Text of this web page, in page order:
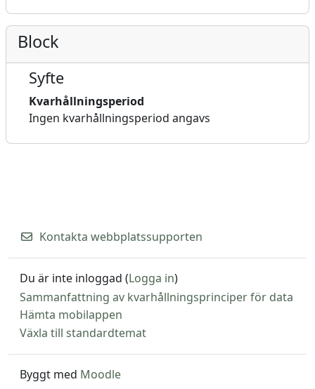
Block
Syfte
Kvarhållningsperiod
Ingen kvarhållningsperiod angavs
Kontakta webbplatssupporten
Du är inte inloggad (Logga in)
Sammanfattning av kvarhållningsprinciper för data
Hämta mobilappen
Växla till standardtemat
Byggt med Moodle